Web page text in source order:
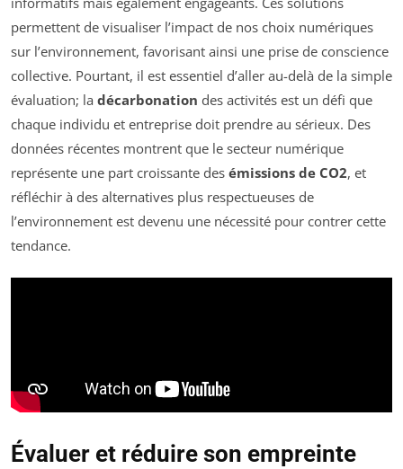
permettent de visualiser l’impact de nos choix numériques
sur l’environnement, favorisant ainsi une prise de conscience
collective. Pourtant, il est essentiel d’aller au-delà de la simple
évaluation; la décarbonation des activités est un défi que
chaque individu et entreprise doit prendre au sérieux. Des
données récentes montrent que le secteur numérique
représente une part croissante des émissions de CO2, et
réfléchir à des alternatives plus respectueuses de
l’environnement est devenu une nécessité pour contrer cette
tendance.
Évaluer et réduire son empreinte